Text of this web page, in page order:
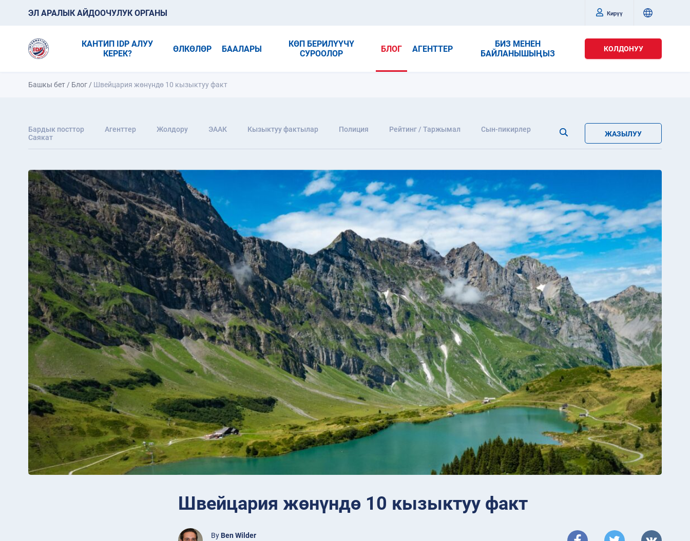
ЭЛ АРАЛЫК АЙДООЧУЛУК ОРГАНЫ Кирүү
КАНТИП IDP АЛУУ
КЕРЕК?
ӨЛКӨЛӨР БААЛАРЫ
КӨП БЕРИЛҮҮЧҮ
СУРООЛОР
БЛОГ АГЕНТТЕР
БИЗ МЕНЕН
БАЙЛАНЫШЫҢЫЗ
КОЛДОНУУ
Башкы бет / Блог / Швейцария жөнүндө 10 кызыктуу факт
Бардык посттор Агенттер Жолдору ЭААК Кызыктуу фактылар Полиция Рейтинг / Таржымал
Сын-пикирлер
Саякат
ЖАЗЫЛУУ
Швейцария жөнүндө 10 кызыктуу факт
By Ben Wilder